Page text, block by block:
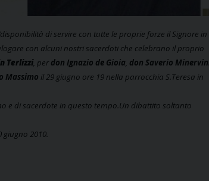
di servire con tutte le proprie forze il Signore in
con alcuni nostri sacerdoti che celebrano il proprio
Terlizzi, per don Ignazio de Gioia, don Saverio
Massimo il 29 giugno ore 19 nella parrocchia S.Teresa in
e di sacerdote in questo tempo.Un dibattito soltanto
2010.